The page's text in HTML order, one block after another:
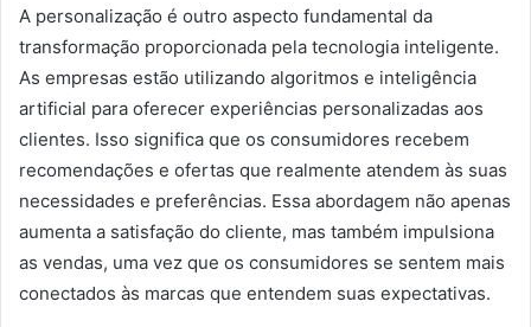
A personalização é outro aspecto fundamental da
transformação proporcionada pela tecnologia inteligente.
As empresas estão utilizando algoritmos e inteligência
artificial para oferecer experiências personalizadas aos
clientes. Isso significa que os consumidores recebem
recomendações e ofertas que realmente atendem às suas
necessidades e preferências. Essa abordagem não apenas
aumenta a satisfação do cliente, mas também impulsiona
as vendas, uma vez que os consumidores se sentem mais
conectados às marcas que entendem suas expectativas.